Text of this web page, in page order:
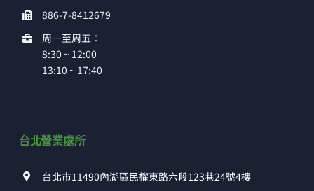
886-7-8412679
周一至周五：
8:30 ~ 12:00
13:10 ~ 17:40
台北營業處所
台北市11490內湖區民權東路六段123巷24號4樓